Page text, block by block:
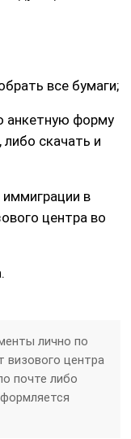
все бумаги;
анкетную форму
скачать и
в
центра во
лично по
визового центра
почте либо